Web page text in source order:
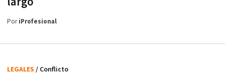
PoriProfesional
LEGALES / Conflicto